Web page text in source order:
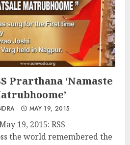
Prarthana ‘Namaste
MAY 19, 2015
19, 2015: RSS
the world remembered the